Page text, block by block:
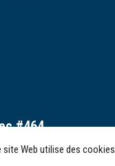
site Web utilise des cookies
#464